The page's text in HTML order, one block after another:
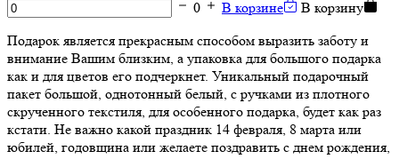
0
В корзине
В корзину
Подарок является прекрасным способом выразить заботу и
внимание Вашим близким, а упаковка для большого подарка
как и для цветов его подчеркнет. Уникальный подарочный
пакет большой, однотонный белый, с ручками из плотного
скрученного текстиля, для особенного подарка, будет как раз
кстати. Не важно какой праздник 14 февраля, 8 марта или
юбилей, годовщина или желаете поздравить с днем рождения,